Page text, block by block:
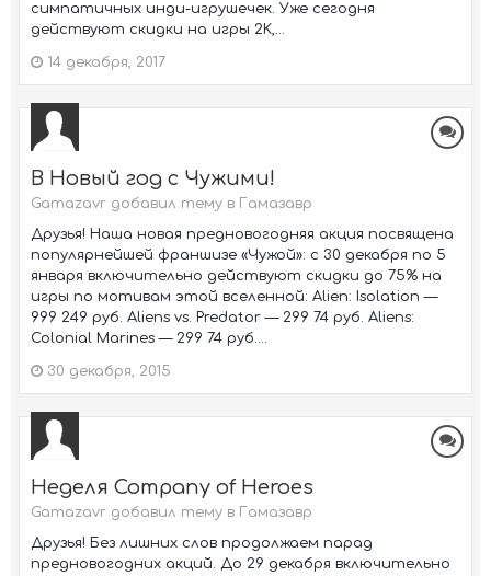
симпатичных инди-игрушечек. Уже сегодня
действуют скидки на игры 2K,...
14 декабря, 2017
В Новый год с Чужими!
Gamazavr добавил тему в
Гамазавр
Друзья! Наша новая предновогодняя акция посвящена
популярнейшей франшизе «Чужой»: с 30 декабря по 5
января включительно действуют скидки до 75% на
игры по мотивам этой вселенной: Alien: Isolation —
999 249 руб. Aliens vs. Predator — 299 74 руб. Aliens:
Colonial Marines — 299 74 руб....
30 декабря, 2015
Неделя Company of Heroes
Gamazavr добавил тему в
Гамазавр
Друзья! Без лишних слов продолжаем парад
предновогодних акций. До 29 декабря включительно